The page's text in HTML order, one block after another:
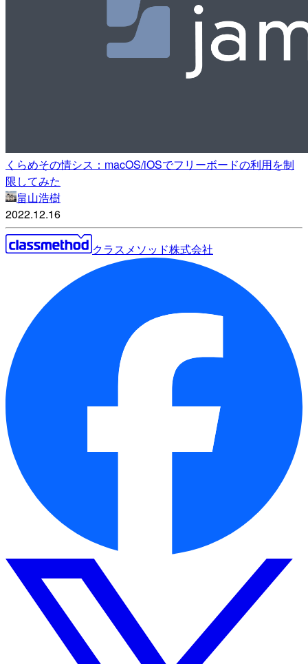
くらめその情シス：macOS/iOSでフリーボードの利用を制
限してみた
畠山浩樹
2022.12.16
クラスメソッド株式会社